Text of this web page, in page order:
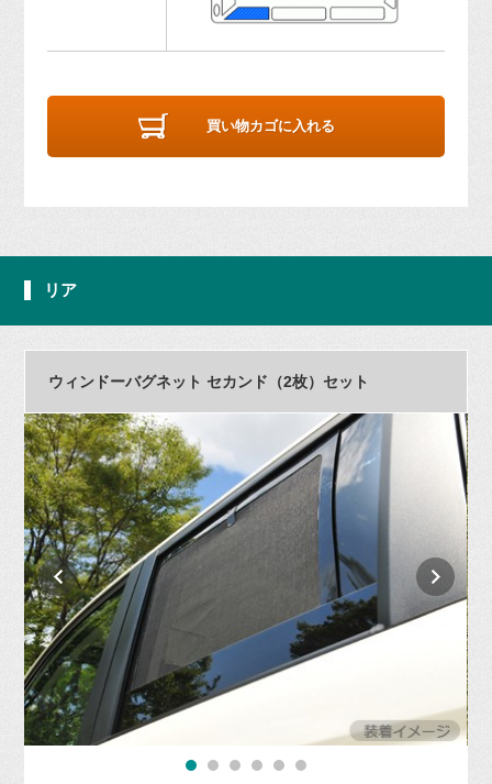
買い物カゴに入れる
リア
ウィンドーバグネット セカンド（2枚）セット